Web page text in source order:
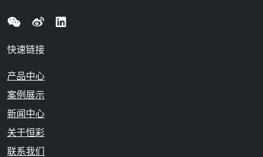
快速链接
产品中心
案例展示
新闻中心
关于恒彩
联系我们